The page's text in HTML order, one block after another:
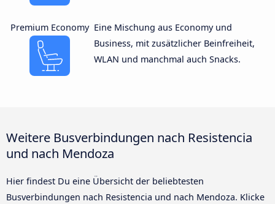
Premium Economy Eine Mischung aus Economy und
Business, mit zusätzlicher Beinfreiheit,
WLAN und manchmal auch Snacks.
Weitere Busverbindungen nach Resistencia
und nach Mendoza
Hier findest Du eine Übersicht der beliebtesten
Busverbindungen nach Resistencia und nach Mendoza. Klicke